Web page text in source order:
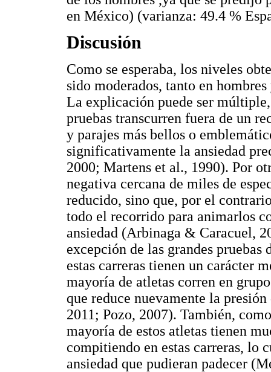
en México) (varianza: 49.4 %
Discusión
Como se esperaba, los niveles
sido moderados, tanto en
La explicación puede ser
pruebas transcurren fuera de un
y parajes más bellos o
significativamente la ansiedad
2000; Martens et al., 1990). Por
negativa cercana de miles de
reducido, sino que, por el
todo el recorrido para animarlos
ansiedad (Arbinaga & Caracuel,
excepción de las grandes
estas carreras tienen un carácter
mayoría de atletas corren en
que reduce nuevamente la
2011; Pozo, 2007). También,
mayoría de estos atletas tienen
compitiendo en estas carreras, lo
ansiedad que pudieran padecer